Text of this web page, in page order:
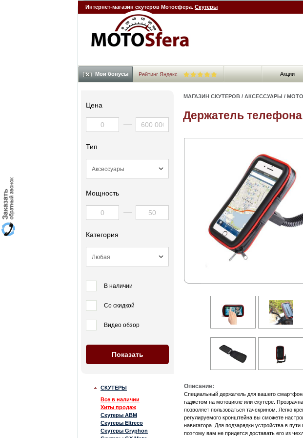
Интернет-магазин скутеров Мотосфера. Скутеры
Акции
Мои бонусы Рейтинг Яндекс
Цена
Тип
Мощность
Категория
В наличии
Со скидкой
Видео обзор
СКУТЕРЫ
Все в наличии
Хиты продаж
Скутеры ABM
Скутеры Eltreco
Скутеры Gryphon
МАГАЗИН СКУТЕРОВ / АКСЕССУАРЫ /
Держатель
Описание:
Специальный держатель для вашего
гаджетом на мотоцикле или скутере.
позволяет пользоваться тачскрином. Легко
регулируемого кронштейна вы сможете
навигатора. Для подзарядки устройства в
поэтому вам не придется доставать его из